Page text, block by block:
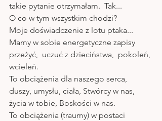
takie pytanie otrzymałam.  Tak...
O co w tym wszystkim chodzi?
Moje doświadczenie z lotu ptaka...
Mamy w sobie energetyczne zapisy
przeżyć,  uczuć z dzieciństwa,  pokoleń,
wcieleń.
To obciążenia dla naszego serca,
duszy, umysłu, ciała, Stwórcy w nas,
życia w tobie, Boskości w nas.
To obciążenia (traumy) w postaci